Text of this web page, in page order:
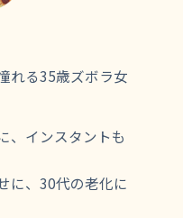
れる35歳ズボラ女
、インスタントも
に、30代の老化に